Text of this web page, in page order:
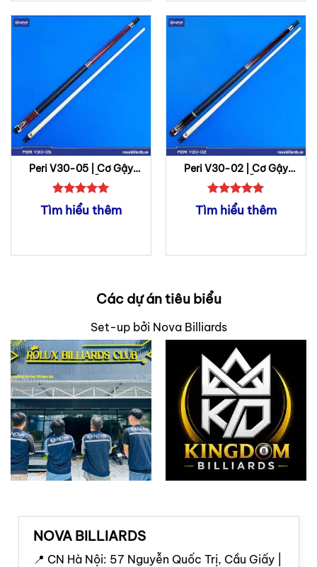
Peri V30-05 | Cơ Gậy
Bida Lỗ
Được xếp
hạng55
Tìm hiểu thêm
Peri V30-02 | Cơ Gậy
Bida Lỗ
Được xếp
hạng55
Tìm hiểu thêm
Các dự án tiêu biểu
Set-up bởi Nova Billiards
NOVA BILLIARDS
📍 CN Hà Nội: 57 Nguyễn Quốc Trị, Cầu Giấy |